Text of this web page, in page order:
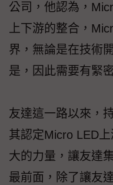
公司，他認為，
上下游的整合，
界，無論是在技術
是，因此需要有緊
友達這一路以來，
其認定Micro LED
大的力量，讓友達
最前面，除了讓友